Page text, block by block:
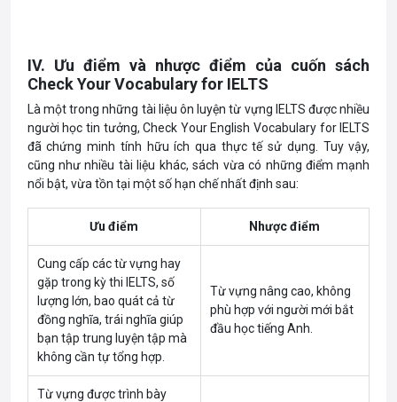
IV. Ưu điểm và nhược điểm của cuốn sách
Check Your Vocabulary for IELTS
Là một trong những tài liệu ôn luyện từ vựng IELTS được nhiều
người học tin tưởng, Check Your English Vocabulary for IELTS
đã chứng minh tính hữu ích qua thực tế sử dụng. Tuy vậy,
cũng như nhiều tài liệu khác, sách vừa có những điểm mạnh
nổi bật, vừa tồn tại một số hạn chế nhất định sau:
Ưu điểm Nhược điểm
Cung cấp các từ vựng hay
gặp trong kỳ thi IELTS, số
lượng lớn, bao quát cả từ
đồng nghĩa, trái nghĩa giúp
bạn tập trung luyện tập mà
không cần tự tổng hợp.
Từ vựng nâng cao, không
phù hợp với người mới bắt
đầu học tiếng Anh.
Từ vựng được trình bày